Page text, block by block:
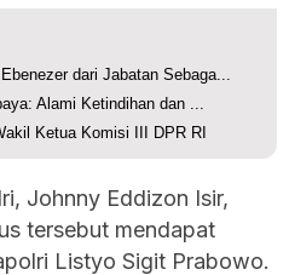
dari Jabatan Sebaga...
Alami Ketindihan dan ...
Ketua Komisi III DPR RI
Johnny Eddizon Isir,
tersebut mendapat
Listyo Sigit Prabowo.